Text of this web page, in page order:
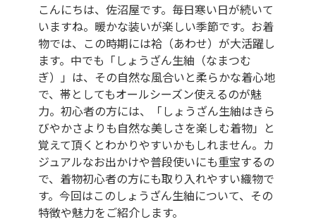
こんにちは、佐沼屋です。毎日寒い日が続いて
いますね。暖かな装いが楽しい季節です。お着
物では、この時期には袷（あわせ）が大活躍し
ます。中でも「しょうざん生紬（なまつむ
ぎ）」は、その自然な風合いと柔らかな着心地
で、帯としてもオールシーズン使えるのが魅
力。初心者の方には、「しょうざん生紬はきら
びやかさよりも自然な美しさを楽しむ着物」と
覚えて頂くとわかりやすいかもしれません。カ
ジュアルなお出かけや普段使いにも重宝するの
で、着物初心者の方にも取り入れやすい織物で
す。今回はこのしょうざん生紬について、その
特徴や魅力をご紹介します。